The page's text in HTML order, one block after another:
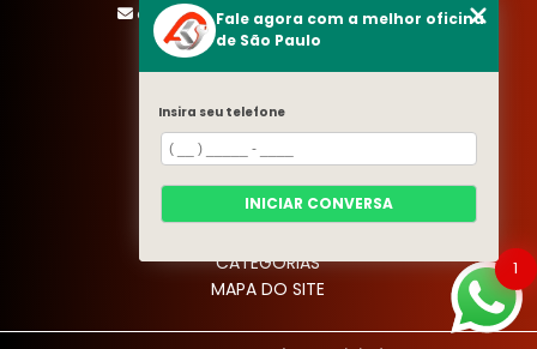
atendimento@akautocenter.com.br
MENU
HOME
QUEM SOMOS
SERVIÇOS
BLOG
CATEGORIAS
MAPA DO SITE
1
Fale agora com a melhor oficina
de São Paulo
Insira seu telefone
INICIAR CONVERSA